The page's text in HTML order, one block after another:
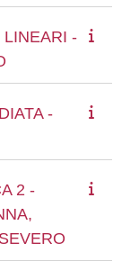
LINEARI -
-
2 -